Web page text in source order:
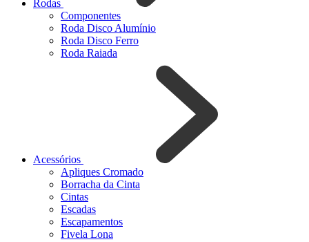
Rodas
Componentes
Roda Disco Alumínio
Roda Disco Ferro
Roda Raiada
Acessórios
Apliques Cromado
Borracha da Cinta
Cintas
Escadas
Escapamentos
Fivela Lona